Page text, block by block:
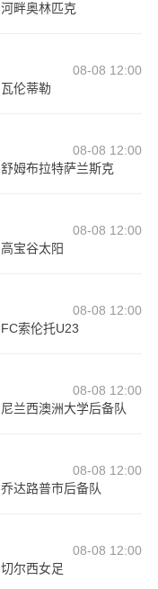
河畔奥林匹克
08-08 12:00
瓦伦蒂勒
08-08 12:00
舒姆布拉特萨兰斯克
08-08 12:00
高宝谷太阳
08-08 12:00
FC索伦托U23
08-08 12:00
尼兰西澳洲大学后备队
08-08 12:00
乔达路普市后备队
08-08 12:00
切尔西女足